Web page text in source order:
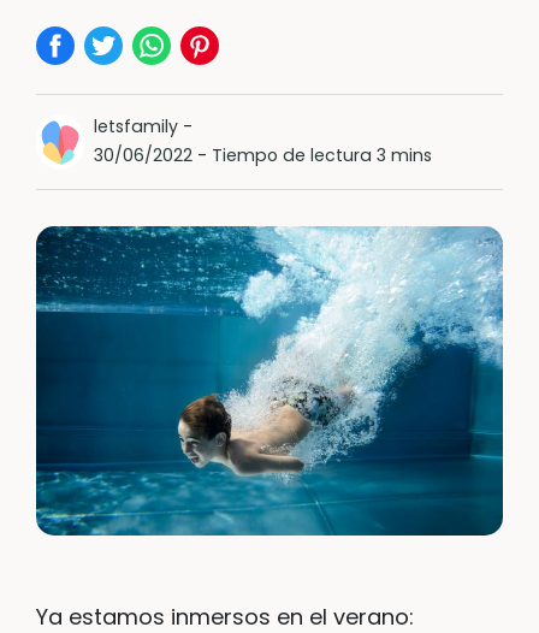
letsfamily-
30/06/2022- Tiempo de lectura 3 mins
Ya estamos inmersos en el verano: